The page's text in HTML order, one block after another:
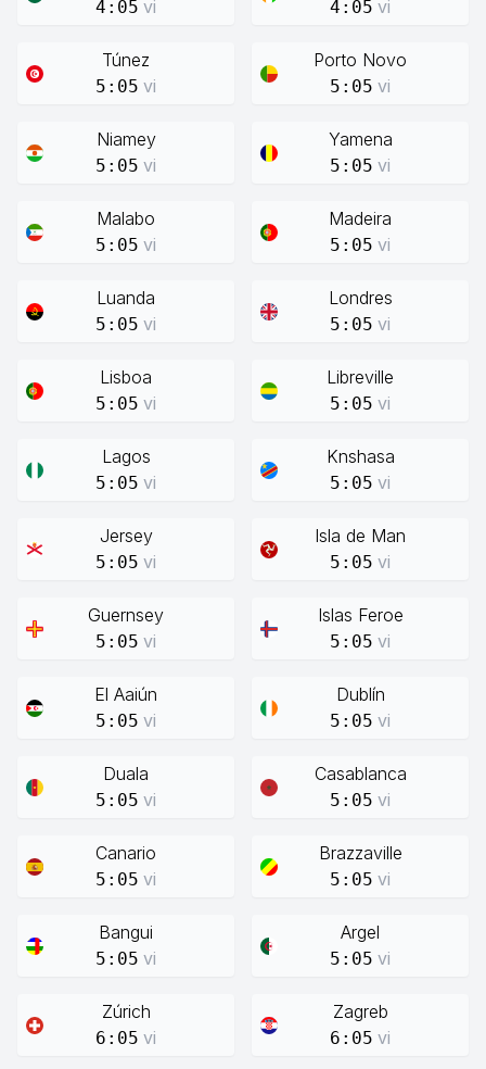
4:05 vi 4:05 vi
Túnez
5:05 vi
Porto Novo
5:05 vi
Niamey
5:05 vi
Yamena
5:05 vi
Malabo
5:05 vi
Madeira
5:05 vi
Luanda
5:05 vi
Londres
5:05 vi
Lisboa
5:05 vi
Libreville
5:05 vi
Lagos
5:05 vi
Knshasa
5:05 vi
Jersey
5:05 vi
Isla de Man
5:05 vi
Guernsey
5:05 vi
Islas Feroe
5:05 vi
El Aaiún
5:05 vi
Dublín
5:05 vi
Duala
5:05 vi
Casablanca
5:05 vi
Canario
5:05 vi
Brazzaville
5:05 vi
Bangui
5:05 vi
Argel
5:05 vi
Zúrich
6:05 vi
Zagreb
6:05 vi